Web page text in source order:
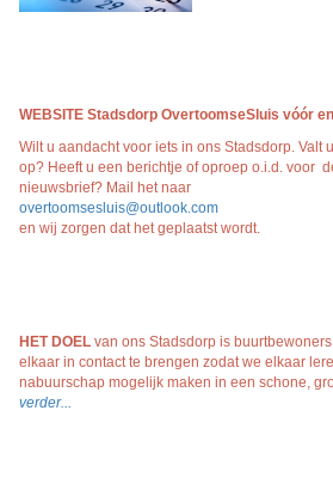
WEBSITE Stadsdorp OvertoomseSluis vóór
Wilt u aandacht voor iets in ons Stadsdorp. Valt
op? Heeft u een berichtje of oproep o.i.d. voor
nieuwsbrief? Mail het naar
overtoomsesluis@outlook.com
en wij zorgen dat het geplaatst wordt.
HET DOEL van ons Stadsdorp is
elkaar in contact te brengen zodat we elkaar
nabuurschap mogelijk maken in een schone,
verder...